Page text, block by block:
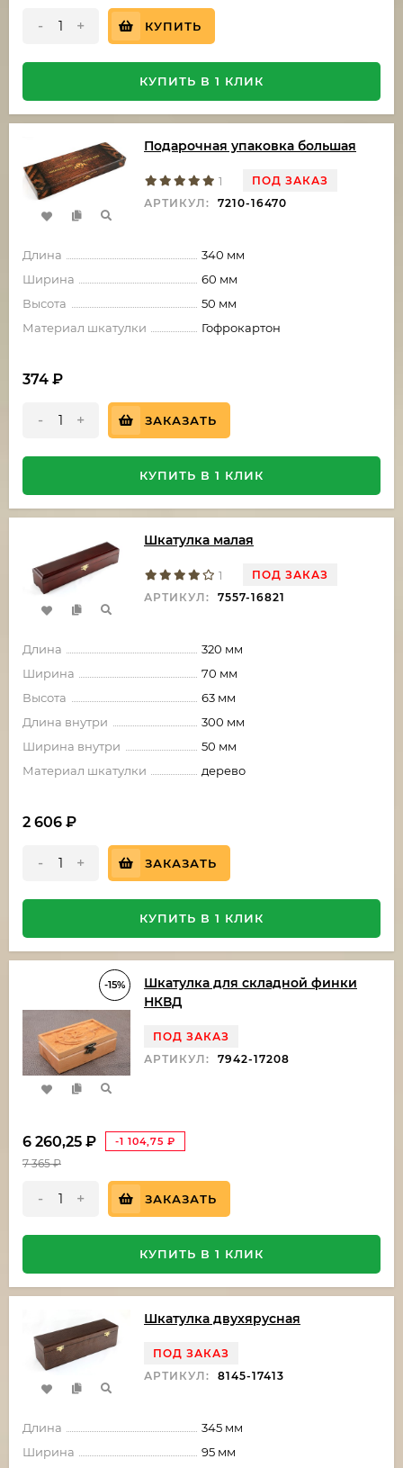
- + КУПИТЬ
КУПИТЬ В 1 КЛИК
Подарочная упаковка большая
1
ПОД ЗАКАЗ
АРТИКУЛ:
7210-16470
Длина
340 мм
Ширина
60 мм
Высота
50 мм
Материал шкатулки
Гофрокартон
374 ₽
- + ЗАКАЗАТЬ
КУПИТЬ В 1 КЛИК
Шкатулка малая
1
ПОД ЗАКАЗ
АРТИКУЛ:
7557-16821
Длина
320 мм
Ширина
70 мм
Высота
63 мм
Длина внутри
300 мм
Ширина внутри
50 мм
Материал шкатулки
дерево
2 606 ₽
- + ЗАКАЗАТЬ
КУПИТЬ В 1 КЛИК
-15%
Шкатулка для складной финки
НКВД
ПОД ЗАКАЗ
АРТИКУЛ:
7942-17208
6 260,25 ₽ -1 104,75 ₽
7 365₽
- + ЗАКАЗАТЬ
КУПИТЬ В 1 КЛИК
Шкатулка двухярусная
ПОД ЗАКАЗ
АРТИКУЛ:
8145-17413
Длина
345 мм
Ширина
95 мм